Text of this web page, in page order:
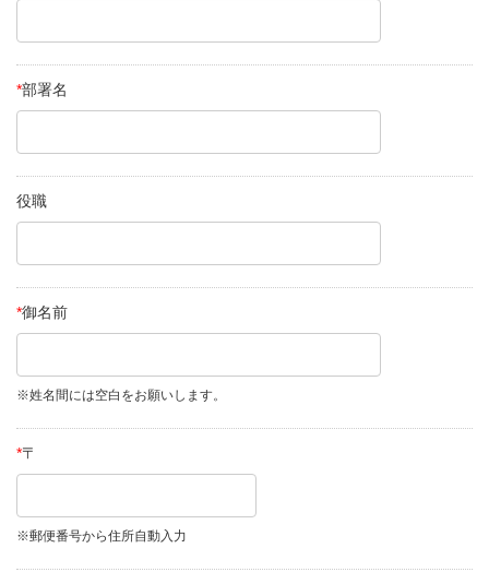
*部署名
役職
*御名前
※姓名間には空白をお願いします。
*〒
※郵便番号から住所自動入力